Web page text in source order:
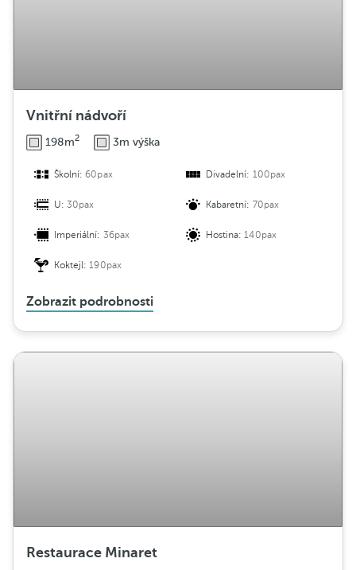
Vnitřní nádvoří
198m2 3m výška
Školní:60pax Divadelní: 100pax
U:30pax Kabaretní: 70pax
Imperiální: 36pax Hostina:140pax
Koktejl:190pax
Zobrazit podrobnosti
Restaurace Minaret